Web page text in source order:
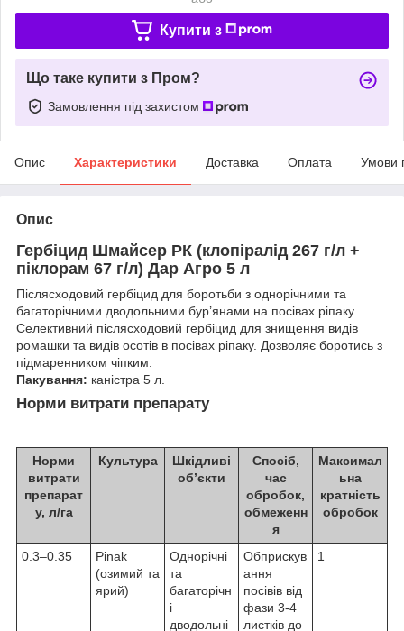
Купити з
Що таке купити з Пром?
Замовлення під захистом
Опис Характеристики Доставка Оплата Умови
Опис
Гербіцид Шмайсер РК (клопіралід 267 г/л +
піклорам 67 г/л) Дар Агро 5 л
Післясходовий гербіцид для боротьби з однорічними та
багаторічними дводольними бур’янами на посівах ріпаку.
Селективний післясходовий гербіцид для знищення видів
ромашки та видів осотів в посівах ріпаку. Дозволяє боротись з
підмаренником чіпким.
Пакування: каністра 5 л.
Норми витрати препарату
Норми
витрати
препарат
у, л/га
Культура
Шкідливі
об’єкти
Спосіб,
час
обробок,
обмеженн
я
Максимал
ьна
кратність
обробок
0.3–0.35
Pinak
(озимий та
ярий)
Однорічні
та
багаторічн
і
дводольні
Обприскув
ання
посівів від
фази 3-4
листків до
1